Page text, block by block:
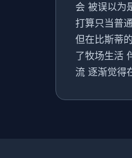
会 被误以为
打算只当普
但在比斯蒂
了牧场生活
流 逐渐觉得